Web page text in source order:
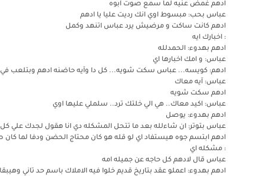
ادهم غمض عنيه لما سمع صوت ابوه
عباس بحب: مبسوط اوي انك رديت عليا يا ادهم
ادهم كانت ساكت و مرضيش يرد عباس اتنهد وكمل
: اخبارك ايه
ادهم بهدوء: الحمدلله
عباس: و امك اخبارها اي
ادهم: كويسه... عباس سكت شويه... كل دا وآيه حاضنه ادهم وبتلعب
عباس: آيه معاك
ادهم سكت شويه
عباس: اكيد معاك.. هي الي خلتك ترد.. سلملي عليها اوي
ادهم بهدوء: يوصل
عباس بتوتر: ان شاءلله بعد ما تتحل المشكله دي انا هقول لجدك علي
ادهم ابتسم جوه هيستفاد اي لو قله هو كان محتاج الحضن ودفا لما
: مشكله اي
عباس قال لادهم كل حاجه عن جميله امه
ادهم بهدوء: اعملو عقد بتاريخ قديم خلوا فيه الاملاك باسم حد تاني